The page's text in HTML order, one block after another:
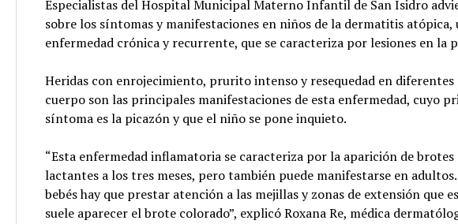
Especialistas del Hospital Municipal Materno Infantil de San Isidro
sobre los síntomas y manifestaciones en niños de la dermatitis atópica,
enfermedad crónica y recurrente, que se caracteriza por lesiones en la
Heridas con enrojecimiento, prurito intenso y resequedad en
cuerpo son las principales manifestaciones de esta enfermedad, cuyo
síntoma es la picazón y que el niño se pone inquieto.
“Esta enfermedad inflamatoria se caracteriza por la aparición de brotes
lactantes a los tres meses, pero también puede manifestarse en
bebés hay que prestar atención a las mejillas y zonas de extensión que
suele aparecer el brote colorado”, explicó Roxana Re, médica